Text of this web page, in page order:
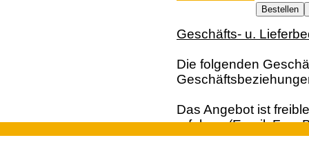
Geschäfts- u.
Die folgenden
Das Angebot ist
erfolgen (Email; Fax;
Vertragsangebot. Die